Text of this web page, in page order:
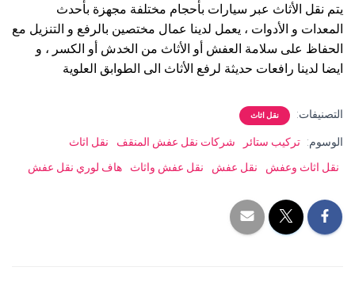
يتم نقل الأثاث عبر سيارات بأحجام مختلفة مجهزة بأحدث
المعدات و الأدوات ، يعمل لدينا عمال مختصين بالرفع و التنزيل مع
الحفاظ على سلامة العفش أو الأثاث من الخدش أو الكسر ، و
ايضا لدينا رافعات حديثة لرفع الأثاث الى الطوابق العلوية
التصنيفات: نقل اثاث
الوسوم: تركيب ستائر شركات نقل عفش المنقف
نقل اثاث
نقل اثاث وعفش
نقل عفش نقل عفش واثاث هاف لوري نقل عفش